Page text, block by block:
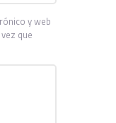
y web
que